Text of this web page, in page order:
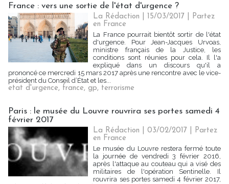
France : vers une sortie de l'état d'urgence ?
La Rédaction | 15/03/2017
Partez
en France
La France pourrait bientôt sortir de l'état
d'urgence. Pour Jean-Jacques Urvoas,
ministre français de la Justice, les
conditions sont réunies pour cela. Il l'a
expliqué dans un discours qu'il a
prononcé ce mercredi 15 mars 2017 après une rencontre avec le vice-
président du Conseil d’État et les...
etat d'urgence, france, gp, terrorisme
Paris : le musée du Louvre rouvrira ses portes samedi 4
février 2017
La Rédaction | 03/02/2017
Partez
en France
Le musée du Louvre restera fermé toute
la journée de vendredi 3 février 2016,
après l'attaque au couteau qui a visé des
militaires de l'opération Sentinelle. Il
rouvrira ses portes samedi 4 février 2017,